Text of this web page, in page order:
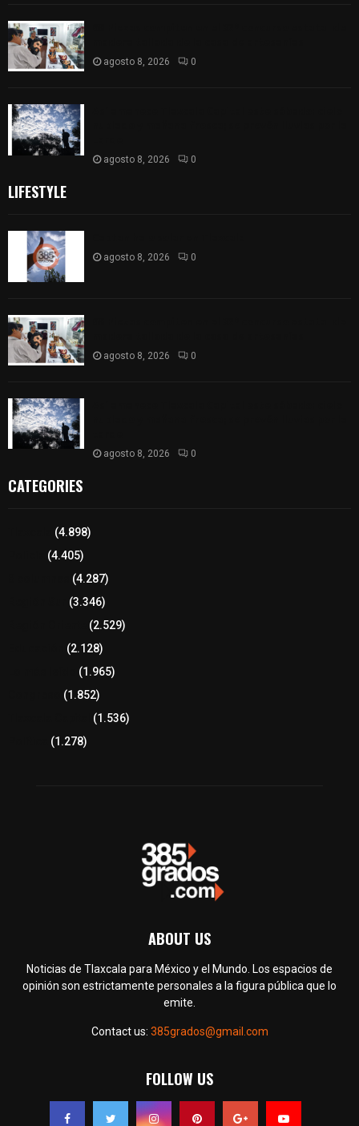
agosto 8, 2026 0
agosto 8, 2026 0
LIFESTYLE
agosto 8, 2026 0
agosto 8, 2026 0
agosto 8, 2026 0
CATEGORIES
(4.898)
(4.405)
(4.287)
(3.346)
(2.529)
(2.128)
(1.965)
(1.852)
(1.536)
(1.278)
ABOUT US
Noticias de Tlaxcala para México y el Mundo. Los espacios de
opinión son estrictamente personales a la figura pública que lo
emite.
Contact us: 385grados@gmail.com
FOLLOW US